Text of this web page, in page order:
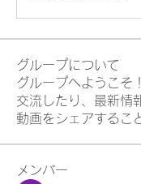
グループについて
グループへようこそ
交流したり、最新情
動画をシェアするこ
メンバー